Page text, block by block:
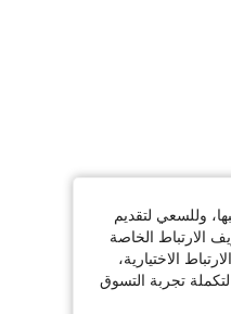
وللسعي لتقديم
الارتباط الخاصة
الاختيارية،
تجربة التسوق